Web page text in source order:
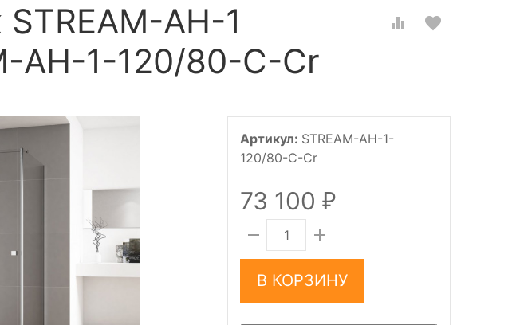
AH-1
AH-1-120/80-C-Cr
Артикул: STREAM-AH-1-
120/80-C-Cr
73 100 ₽
В КОРЗИНУ